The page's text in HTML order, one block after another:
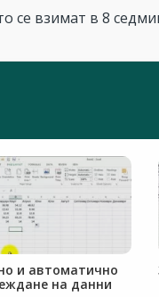
се взимат в 8
и автоматично
на данни